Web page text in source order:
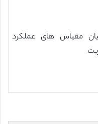
مقیاس های عملکرد